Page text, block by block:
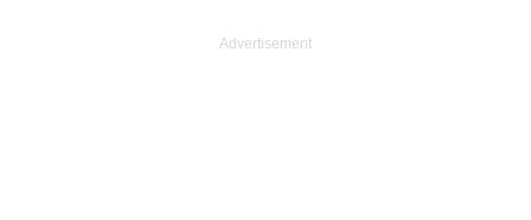
Advertisement